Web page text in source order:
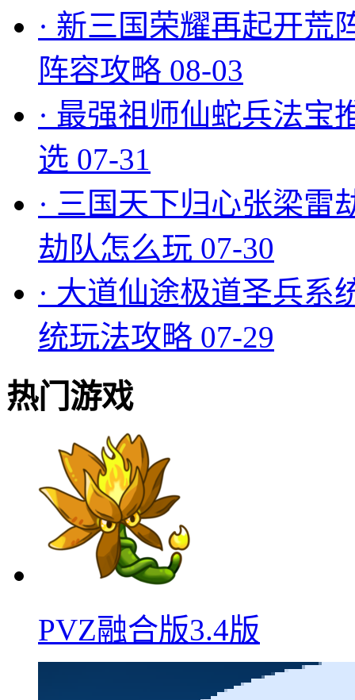
· 新三国荣耀再起开荒
阵容攻略 08-03
· 最强祖师仙蛇兵法宝
选 07-31
· 三国天下归心张梁雷
劫队怎么玩 07-30
· 大道仙途极道圣兵系
统玩法攻略 07-29
热门游戏
PVZ融合版3.4版